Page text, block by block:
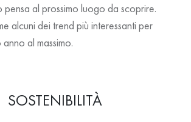
al prossimo luogo da scoprire.
alcuni dei trend più interessanti per
al massimo.
SOSTENIBILITÀ